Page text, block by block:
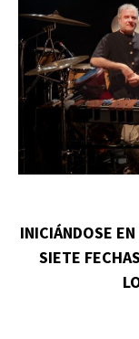
INICIÁNDOSE
SIETE